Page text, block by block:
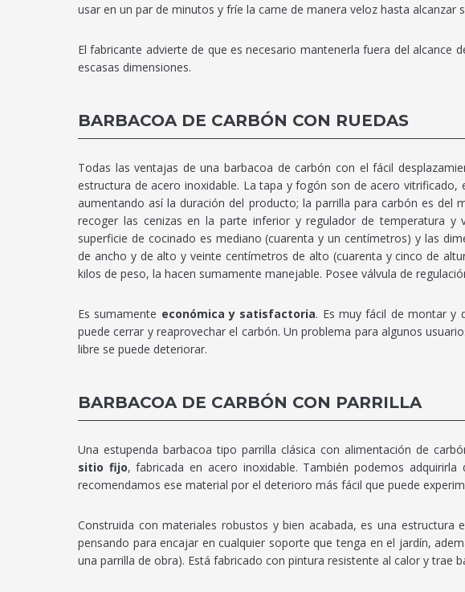
usar en un par de minutos y fríe la carne de manera veloz hasta
El fabricante advierte de que es necesario mantenerla fuera del alcance
escasas dimensiones.
BARBACOA DE CARBÓN CON RUEDAS
Todas las ventajas de una barbacoa de carbón con el fácil
estructura de acero inoxidable. La tapa y fogón son de acero
aumentando así la duración del producto; la parrilla para carbón es del
recoger las cenizas en la parte inferior y regulador de temperatura y
superficie de cocinado es mediano (cuarenta y un centímetros) y las
de ancho y de alto y veinte centímetros de alto (cuarenta y cinco de
kilos de peso, la hacen sumamente manejable. Posee válvula de
Es sumamente económica y satisfactoria. Es muy fácil de montar y
puede cerrar y reaprovechar el carbón. Un problema para algunos
libre se puede deteriorar.
BARBACOA DE CARBÓN CON PARRILLA
Una estupenda barbacoa tipo parrilla clásica con alimentación de
sitio fijo, fabricada en acero inoxidable. También podemos
recomendamos ese material por el deterioro más fácil que puede
Construida con materiales robustos y bien acabada, es una estructura
pensando para encajar en cualquier soporte que tenga en el jardín,
una parrilla de obra). Está fabricado con pintura resistente al calor y trae